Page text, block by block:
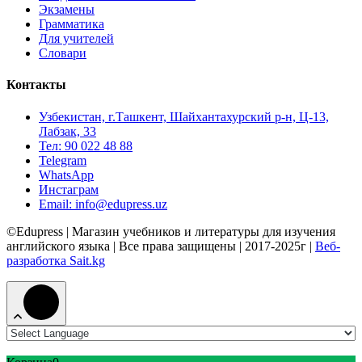
Экзамены
Грамматика
Для учителей
Словари
Контакты
Узбекистан, г.Ташкент, Шайхантахурский р-н, Ц-13,
Лабзак, 33
Тел: 90 022 48 88
Telegram
WhatsApp
Инстаграм
Email: info@edupress.uz
©Edupress | Магазин учебников и литературы для изучения
английского языка | Все права защищены | 2017-2025г | Веб-
разработка Sait.kg